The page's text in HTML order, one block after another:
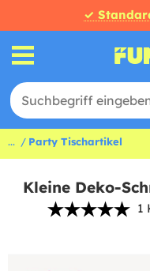
✓
... Party Tischartikel
Kleine Deko-
1